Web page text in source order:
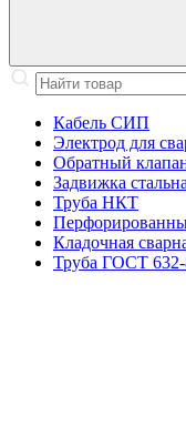
Кабель СИП
Электрод для
Обратный
Задвижка
Труба НКТ
Кладочная
Труба ГОСТ